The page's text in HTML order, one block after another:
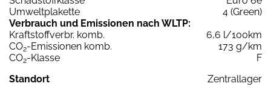
Umweltplakette
4 (Green)
Verbrauch und Emissionen nach WLTP:
Kraftstoffverbr. komb.
6,6 l/100km
CO2-Emissionen komb.
173 g/km
CO2-Klasse
F
Standort
Zentrallager